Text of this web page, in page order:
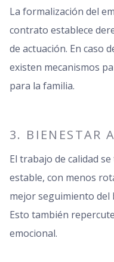
La formalización del
contrato establece
de actuación. En caso
existen mecanismos
para la familia.
3. BIENESTAR
El trabajo de calidad
estable, con menos
mejor seguimiento del
Esto también
emocional.